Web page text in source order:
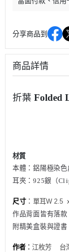
分享商品到
商品詳情
折葉 Folded
材質
本體：鋁陽極染色
耳夾：925銀 （C
尺寸：單耳W 2.5
作品背面皆有落款
附精美盒裝與證書
作者： 江枚芳 台